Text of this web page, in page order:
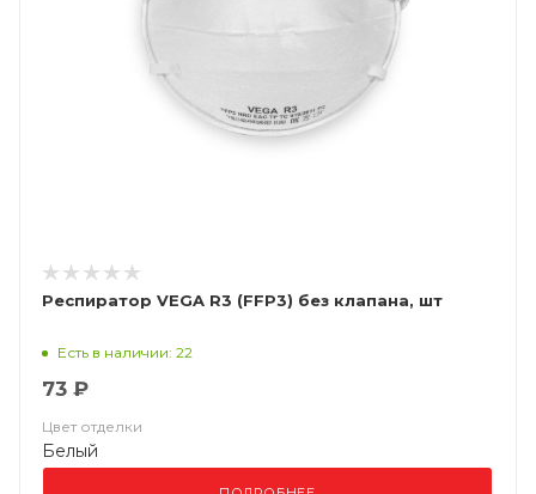
Респиратор VEGA R3 (FFP3) без клапана, шт
Есть в наличии: 22
73 ₽
Цвет отделки
Белый